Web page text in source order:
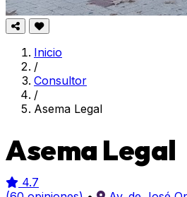
Inicio
/
Consultor
/
Asema Legal
Asema Legal
4.7